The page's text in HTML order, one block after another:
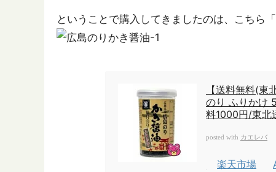
ということで購入してきましたのは、こちら
【送料無料(
のり ふりかけ
料1000円/東北
posted with カエレバ
楽天市場